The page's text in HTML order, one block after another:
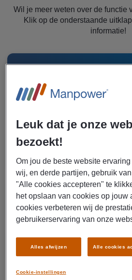
Wil je meer weten over de functie
Klik op de onderstaande
informatie!
Wat is een
Hoe word je opgeleid tot
storingsmonteur?
Wat moet een
kunnen?
Waarom wil jij
Leuk dat je onze
bezoekt!
Om jou de beste website
wij, en derde partijen, gebruik
"Alle cookies accepteren" te
het opslaan van cookies op jouw
cookies verbeteren wij de
gebruikerservaring van onze
Cookie-instellingen
Alles afwijzen Alle cookies